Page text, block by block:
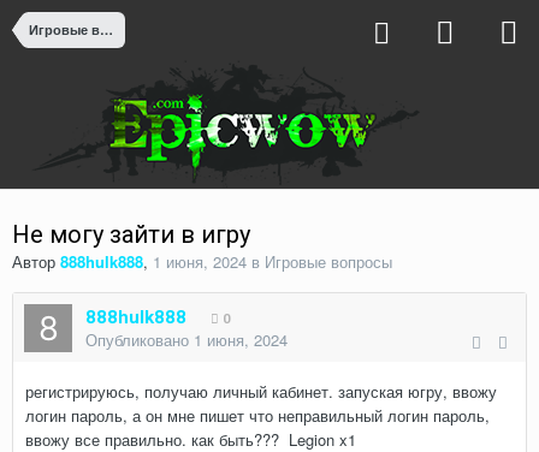
Игровые вопросы
Не могу зайти в игру
Автор 888hulk888, 1 июня, 2024 в Игровые вопросы
888hulk888 0
Опубликовано 1 июня, 2024
регистрируюсь, получаю личный кабинет. запуская югру, ввожу
логин пароль, а он мне пишет что неправильный логин пароль,
ввожу все правильно. как быть??? Legion x1